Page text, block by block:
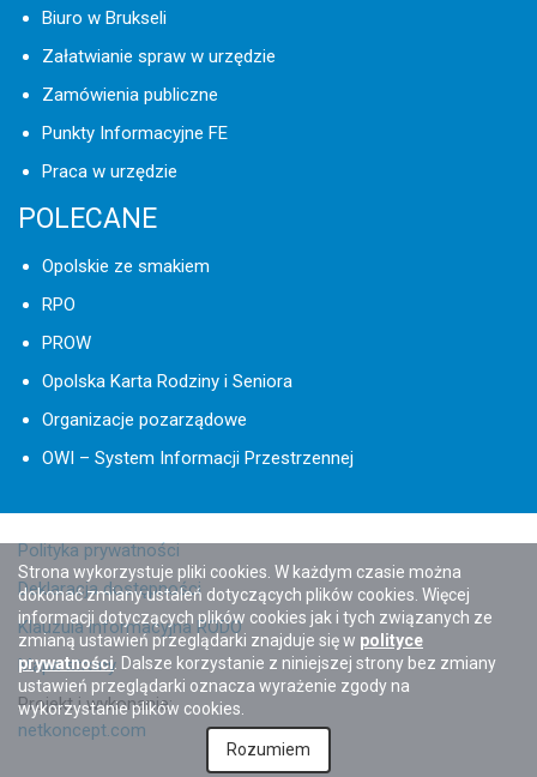
Biuro w Brukseli
Załatwianie spraw w urzędzie
Zamówienia publiczne
Punkty Informacyjne FE
Praca w urzędzie
POLECANE
Opolskie ze smakiem
RPO
PROW
Opolska Karta Rodziny i Seniora
Organizacje pozarządowe
OWI – System Informacji Przestrzennej
Polityka prywatności
Deklaracja dostępności
Klauzula informacyjna RODO
Mapa strony
Projekt i wykonanie:
netkoncept.com
Strona wykorzystuje pliki cookies. W każdym czasie można
dokonać zmiany ustaleń dotyczących plików cookies. Więcej
informacji dotyczących plików cookies jak i tych związanych ze
zmianą ustawień przeglądarki znajduje się w polityce
prywatności. Dalsze korzystanie z niniejszej strony bez zmiany
ustawień przeglądarki oznacza wyrażenie zgody na
wykorzystanie plików cookies.
Rozumiem